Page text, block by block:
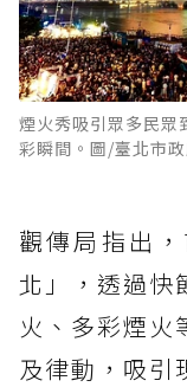
煙火秀吸引眾多民眾
彩瞬間。圖/臺北市
觀傳局指出
北」，透過快
火、多彩煙火
及律動，吸引